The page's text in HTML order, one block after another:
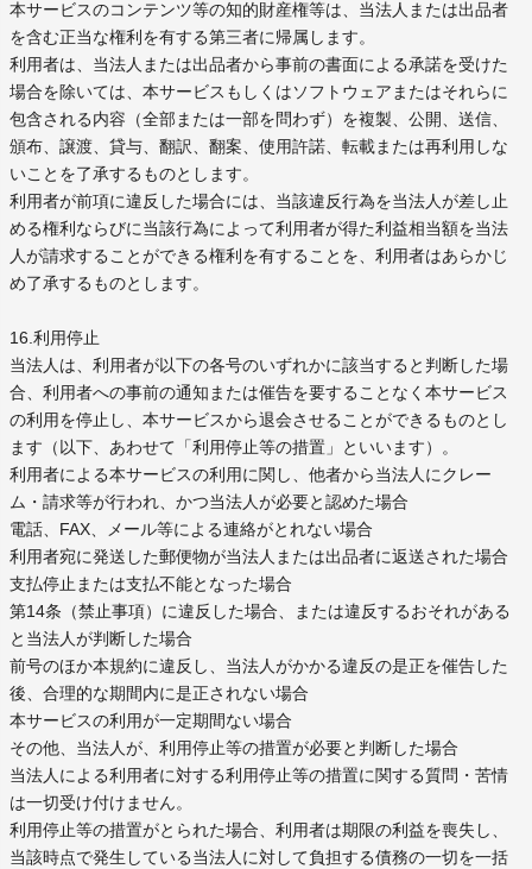
本サービスのコンテンツ等の知的財産権等は、当法人または出品者
を含む正当な権利を有する第三者に帰属します。
利用者は、当法人または出品者から事前の書面による承諾を受けた
場合を除いては、本サービスもしくはソフトウェアまたはそれらに
包含される内容（全部または一部を問わず）を複製、公開、送信、
頒布、譲渡、貸与、翻訳、翻案、使用許諾、転載または再利用しな
いことを了承するものとします。
利用者が前項に違反した場合には、当該違反行為を当法人が差し止
める権利ならびに当該行為によって利用者が得た利益相当額を当法
人が請求することができる権利を有することを、利用者はあらかじ
め了承するものとします。
16.利用停止
当法人は、利用者が以下の各号のいずれかに該当すると判断した場
合、利用者への事前の通知または催告を要することなく本サービス
の利用を停止し、本サービスから退会させることができるものとし
ます（以下、あわせて「利用停止等の措置」といいます）。
利用者による本サービスの利用に関し、他者から当法人にクレー
ム・請求等が行われ、かつ当法人が必要と認めた場合
電話、FAX、メール等による連絡がとれない場合
利用者宛に発送した郵便物が当法人または出品者に返送された場合
支払停止または支払不能となった場合
第14条（禁止事項）に違反した場合、または違反するおそれがある
と当法人が判断した場合
前号のほか本規約に違反し、当法人がかかる違反の是正を催告した
後、合理的な期間内に是正されない場合
本サービスの利用が一定期間ない場合
その他、当法人が、利用停止等の措置が必要と判断した場合
当法人による利用者に対する利用停止等の措置に関する質問・苦情
は一切受け付けません。
利用停止等の措置がとられた場合、利用者は期限の利益を喪失し、
当該時点で発生している当法人に対して負担する債務の一切を一括